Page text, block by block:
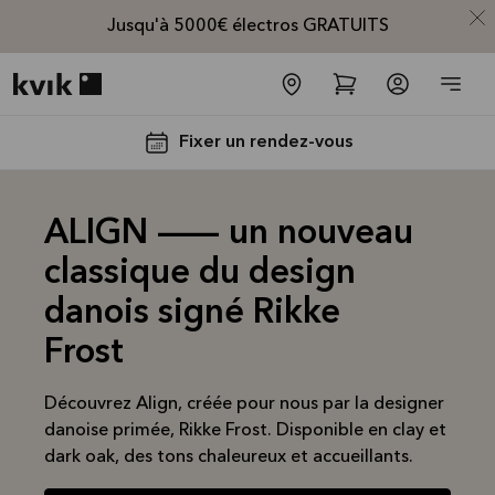
Jusqu'à 5000€ électros GRATUITS
Fixer un rendez-vous
d'appareils
électros
GRATUITS*
ALIGN — un nouveau
classique du design
danois signé Rikke
Frost
Découvrez Align, créée pour nous par la designer
danoise primée, Rikke Frost. Disponible en clay et
dark oak, des tons chaleureux et accueillants.